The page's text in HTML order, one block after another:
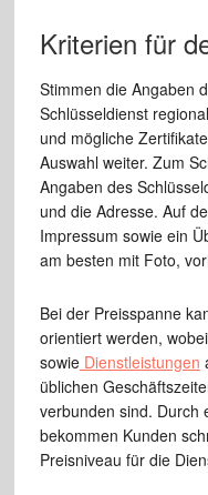
Kriterien für
Stimmen die Angaben
Schlüsseldienst
und mögliche
Auswahl weiter. Zum
Angaben des
und die Adresse. Auf
Impressum sowie ein
am besten mit Foto,
Bei der Preisspanne
orientiert werden,
sowieDienstleistungen
üblichen
verbunden sind. Durch
bekommen Kunden
Preisniveau für die